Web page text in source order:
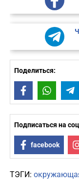
Поделиться:
Facebook
Подписаться на
facebook
ТЭГИ: